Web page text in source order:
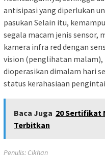
antisipasi yang diperlukan
pasukan Selain itu,
segala macam jenis sensor,
kamera infra red dengan
vision (penglihatan
dioperasikan dimalam hari
status kerahasiaan
Baca Juga 20 Sertifikat
Terbitkan
Penulis: Cikhan